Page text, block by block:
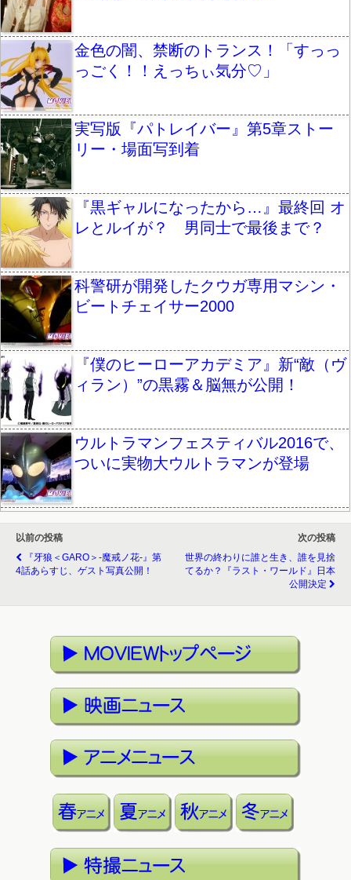
金色の闇、禁断のトランス！「すっっ
っごく！！えっちぃ気分♡」
実写版『パトレイバー』第5章ストー
リー・場面写到着
『黒ギャルになったから…』最終回 オ
レとルイが？ 男同士で最後まで？
科警研が開発したクウガ専用マシン・
ビートチェイサー2000
『僕のヒーローアカデミア』新“敵（ヴ
ィラン）”の黒霧＆脳無が公開！
ウルトラマンフェスティバル2016で、
ついに実物大ウルトラマンが登場
以前の投稿
『牙狼＜GARO＞-魔戒ノ花-』第
4話あらすじ、ゲスト写真公開！
次の投稿
世界の終わりに誰と生き、誰を見捨
てるか？『ラスト・ワールド』日本
公開決定